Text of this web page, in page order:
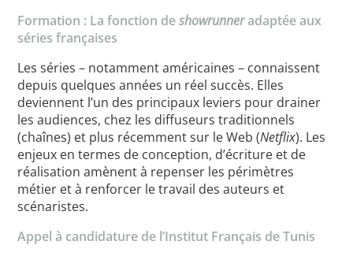
Formation : La fonction deshowrunneradaptée aux
séries françaises
Les séries – notamment américaines – connaissent
depuis quelques années un réel succès. Elles
deviennent l’un des principaux leviers pour drainer
les audiences, chez les diffuseurs traditionnels
(chaînes) et plus récemment sur le Web (Netflix). Les
enjeux en termes de conception, d’écriture et de
réalisation amènent à repenser les périmètres
métier et à renforcer le travail des auteurs et
scénaristes.
Appel à candidature de l’Institut Français de Tunis